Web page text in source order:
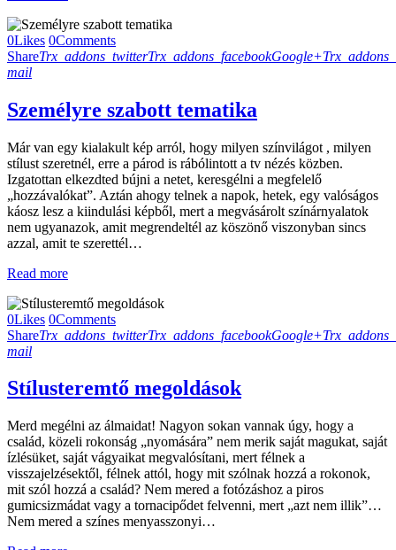
0Likes 0Comments
ShareTrx_addons_twitterTrx_addons_facebookGoogle+
mail
Személyre szabott tematika
Már van egy kialakult kép arról, hogy milyen színvilágot , milyen
stílust szeretnél, erre a párod is rábólintott a tv nézés közben.
Izgatottan elkezdted bújni a netet, keresgélni a megfelelő
„hozzávalókat”. Aztán ahogy telnek a napok, hetek, egy valóságos
káosz lesz a kiindulási képből, mert a megvásárolt színárnyalatok
nem ugyanazok, amit megrendeltél az köszönő viszonyban sincs
azzal, amit te szerettél…
Read more
0Likes 0Comments
ShareTrx_addons_twitterTrx_addons_facebookGoogle+
mail
Stílusteremtő megoldások
Merd megélni az álmaidat! Nagyon sokan vannak úgy, hogy a
család, közeli rokonság „nyomására” nem merik saját magukat, saját
ízlésüket, saját vágyaikat megvalósítani, mert félnek a
visszajelzésektől, félnek attól, hogy mit szólnak hozzá a rokonok,
mit szól hozzá a család? Nem mered a fotózáshoz a piros
gumicsizmádat vagy a tornacipődet felvenni, mert „azt nem illik”…
Nem mered a színes menyasszonyi…